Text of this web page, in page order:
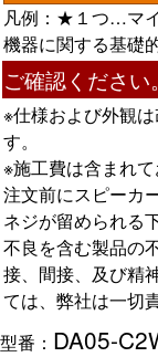
凡例：★１つ…マ
機器に関する基礎
ご確認ください。
※仕様および外観
す。
※施工費は含まれ
注文前にスピーカ
ネジが留められる
不良を含む製品の
接、間接、及び精
ては、弊社は一切
型番： DA05-